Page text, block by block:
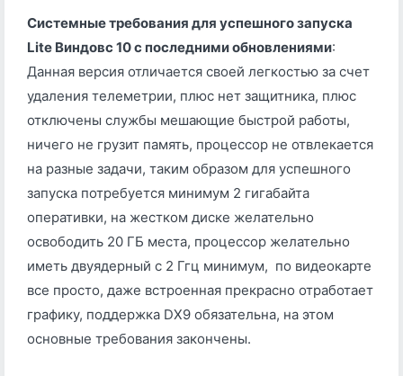
Системные требования для успешного запуска
Lite Виндовс 10 с последними обновлениями:
Данная версия отличается своей легкостью за счет
удаления телеметрии, плюс нет защитника, плюс
отключены службы мешающие быстрой работы,
ничего не грузит память, процессор не отвлекается
на разные задачи, таким образом для успешного
запуска потребуется минимум 2 гигабайта
оперативки, на жестком диске желательно
освободить 20 ГБ места, процессор желательно
иметь двуядерный с 2 Ггц минимум, по видеокарте
все просто, даже встроенная прекрасно отработает
графику, поддержка DX9 обязательна, на этом
основные требования закончены.